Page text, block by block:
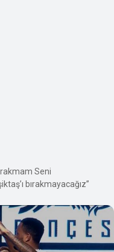
Seni
bırakmayacağız”